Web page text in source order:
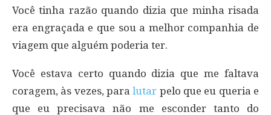
Você tinha razão quando dizia que minha risada
era engraçada e que sou a melhor companhia de
viagem que alguém poderia ter.
Você estava certo quando dizia que me faltava
coragem, às vezes, paralutar pelo que eu queria e
que eu precisava não me esconder tanto do